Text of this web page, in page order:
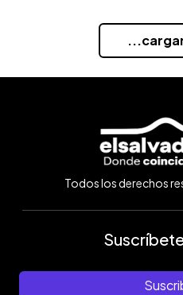
Todos los derechos